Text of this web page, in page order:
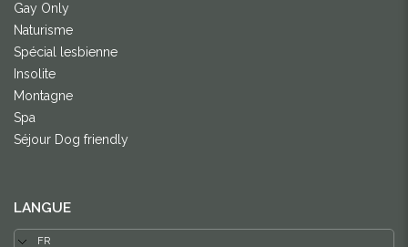
Gay Only
Naturisme
Spécial lesbienne
Insolite
Montagne
Spa
Séjour Dog friendly
LANGUE